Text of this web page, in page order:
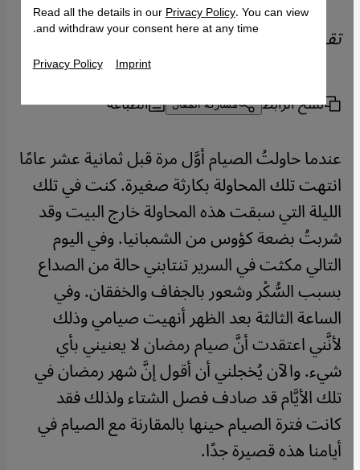
تقرير: Kristiane Backer
نسخ الرابط مشاركة المقال الطباعة
عندما حاولتُ الصيام أوَّل مرة قبل ثمانية عشر عامًا
انتهت تلك المحاولة بكارثة صغيرة. كنت في تلك
الليلة التي سبقت هذه المحاولة خارج البيت وقد
شربتُ بضعة كؤوس من الشمبانيا. وفي اليوم
التالي مكثت في السرير تنتابني حالة من الصداع
بسبب السُّكْر وشعور بالجفاف والخفقان. وفي
الساعة الثالثة بعد الظهر أنهيت صيامي وذلك
لأنَّني اعتقدت أنَّ صيام رمضان لا يعنيني بأي
شيء. والآن يُخجلني أن أقول إنَّ شهر رمضان في
تلك الأيَّام قد صادف فصل الشتاء ولذلك فقد
كانت فترة الصيام حينها بالمقارنة مع الصيام في
أيامنا هذه قصيرة جدًا.
Read all the details in ourPrivacy Policy. You can view
and withdraw your consent here at any time.
Privacy Policy Imprint